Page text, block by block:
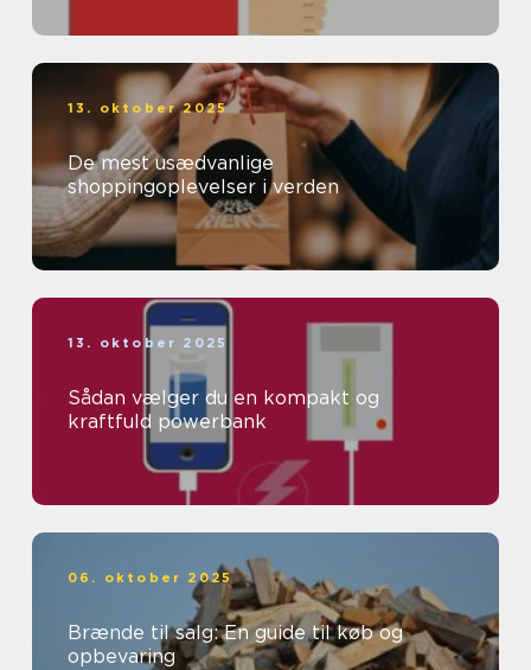
13. oktober 2025
De mest usædvanlige
shoppingoplevelser i verden
13. oktober 2025
Sådan vælger du en kompakt og
kraftfuld powerbank
06. oktober 2025
Brænde til salg: En guide til køb og
opbevaring